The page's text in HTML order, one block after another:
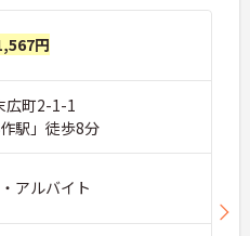
円
広町2-1-1
駅」徒歩8分
アルバイト